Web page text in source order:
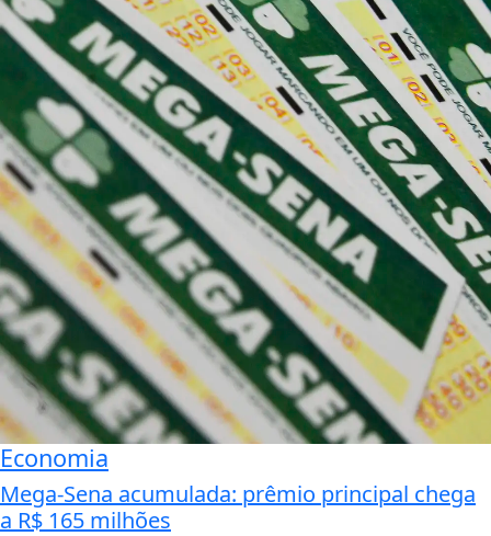
Economia
Mega-Sena acumulada: prêmio principal chega
a R$ 165 milhões